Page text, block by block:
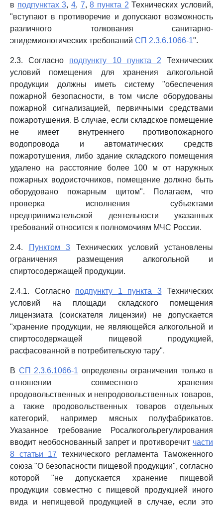
в подпунктах 3,4, 7,8 пункта 2 Технических условий,
"вступают в противоречие и допускают возможность
различного толкования санитарно-
эпидемиологических требований СП 2.3.6.1066-1".
2.3. Согласно подпункту 10 пункта 2 Технических
условий помещения для хранения алкогольной
продукции должны иметь систему "обеспечения
пожарной безопасности, в том числе оборудованы
пожарной сигнализацией, первичными средствами
пожаротушения. В случае, если складское помещение
не имеет внутреннего противопожарного
водопровода и автоматических средств
пожаротушения, либо здание складского помещения
удалено на расстояние более 100 м от наружных
пожарных водоисточников, помещение должно быть
оборудовано пожарным щитом". Полагаем, что
проверка исполнения субъектами
предпринимательской деятельности указанных
требований относится к полномочиям МЧС России.
2.4. Пунктом 3 Технических условий установлены
ограничения размещения алкогольной и
спиртосодержащей продукции.
2.4.1. Согласно подпункту 1 пункта 3Технических
условий на площади складского помещения
лицензиата (соискателя лицензии) не допускается
"хранение продукции, не являющейся алкогольной и
спиртосодержащей пищевой продукцией,
расфасованной в потребительскую тару".
В СП 2.3.6.1066-1 определены ограничения только в
отношении совместного хранения
продовольственных и непродовольственных товаров,
а также продовольственных товаров отдельных
категорий, например мясных полуфабрикатов.
Указанное требование Росалкогольрегулирования
вводит необоснованный запрет и противоречит части
8 статьи 17 технического регламента Таможенного
союза "О безопасности пищевой продукции", согласно
которой "не допускается хранение пищевой
продукции совместно с пищевой продукцией иного
вида и непищевой продукцией в случае, если это